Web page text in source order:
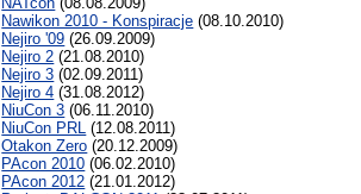
Nawikon 2010 - Konspiracje (08.10.2010)
Nejiro '09 (26.09.2009)
Nejiro 2 (21.08.2010)
Nejiro 3 (02.09.2011)
Nejiro 4 (31.08.2012)
NiuCon 3 (06.11.2010)
NiuCon PRL (12.08.2011)
Otakon Zero (20.12.2009)
PAcon 2010 (06.02.2010)
PAcon 2012 (21.01.2012)